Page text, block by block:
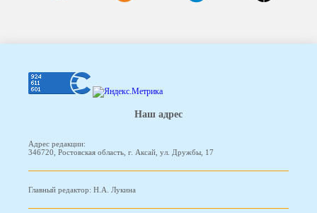
Наш адрес
Адрес редакции:
346720, Ростовская область, г. Аксай, ул. Дружбы, 17
Главный редактор: Н.А. Лукина